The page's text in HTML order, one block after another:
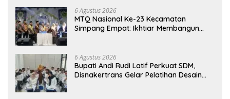
6 Agustus 2026
MTQ Nasional Ke-23 Kecamatan
Simpang Empat: Ikhtiar Membangun
6 Agustus 2026
Bupati Andi Rudi Latif Perkuat SDM,
Disnakertrans Gelar Pelatihan Desain